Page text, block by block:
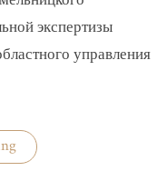
экспертизы
управления
«В
Хмельницком